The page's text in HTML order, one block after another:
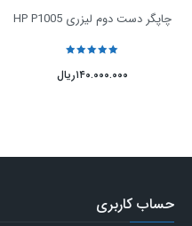
چاپگر دست دوم لیزری HP P1005
ریال۱۴۰.۰۰۰.۰۰۰
حساب کاربری